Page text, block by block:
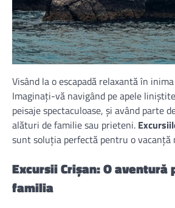
Visând la o escapadă relaxantă în
Imaginați-vă navigând pe apele
peisaje spectaculoase, și având parte
alături de familie sau prieteni.
sunt soluția perfectă pentru o vacanță
Excursii Crișan: O
familia